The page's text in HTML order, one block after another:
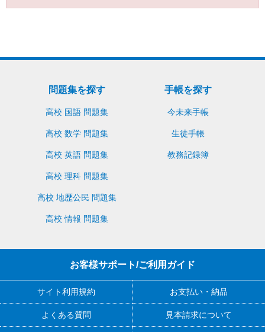
問題集を探す
高校 国語 問題集
高校 数学 問題集
高校 英語 問題集
高校 理科 問題集
高校 地歴公民 問題集
高校 情報 問題集
手帳を探す
今未来手帳
生徒手帳
教務記録簿
お客様サポート/ご利用ガイド
サイト利用規約 お支払い・納品
よくある質問 見本請求について